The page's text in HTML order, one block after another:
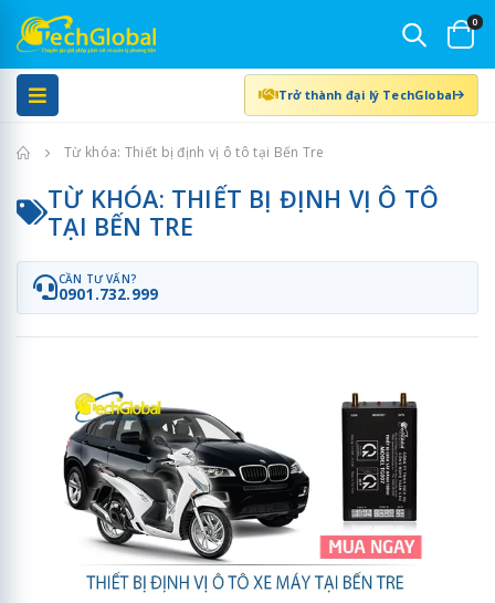
0
Trở thành đại lý TechGlobal
Trang chủTừ khóa: Thiết bị định vị ô tô tại Bến Tre
TỪ KHÓA: THIẾT BỊ ĐỊNH VỊ Ô TÔ
TẠI BẾN TRE
CẦN TƯ VẤN?
0901.732.999